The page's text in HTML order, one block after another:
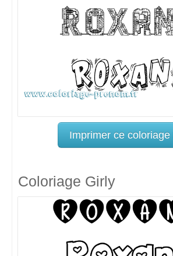
Imprimer ce coloriage
Coloriage Girly